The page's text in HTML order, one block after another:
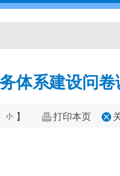
体系建设问卷
小 】 打印本页